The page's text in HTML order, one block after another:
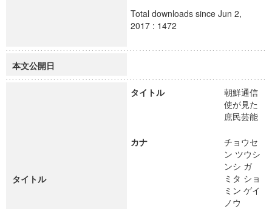
Total downloads since Jun 2,
2017 : 1472
本文公開日
タイトル
タイトル
朝鮮通信
使が見た
庶民芸能
カナ
チョウセ
ン ツウシ
ンシ ガ
ミタ ショ
ミン ゲイ
ノウ